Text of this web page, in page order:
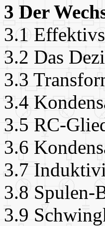
3 Der
3.1
3.2 Das
3.3
3.4
3.5 RC-
3.6
3.7
3.8 Spulen-
3.9